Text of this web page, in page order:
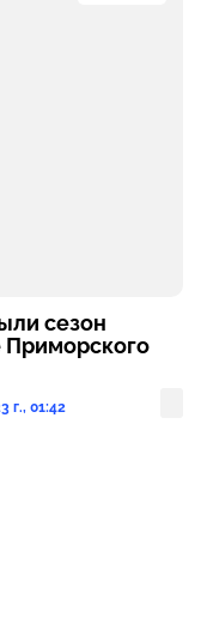
сезон
Приморского
г., 01:42